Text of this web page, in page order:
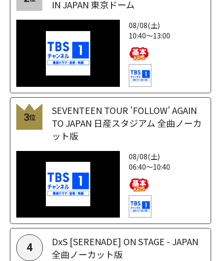
IN JAPAN 東京ドーム
08/08(土)
10:40～13:00
3位
SEVENTEEN TOUR 'FOLLOW' AGAIN
TO JAPAN 日産スタジアム 全曲ノーカ
ット版
08/08(土)
06:40～10:40
4
DxS [SERENADE] ON STAGE - JAPAN
全曲ノーカット版